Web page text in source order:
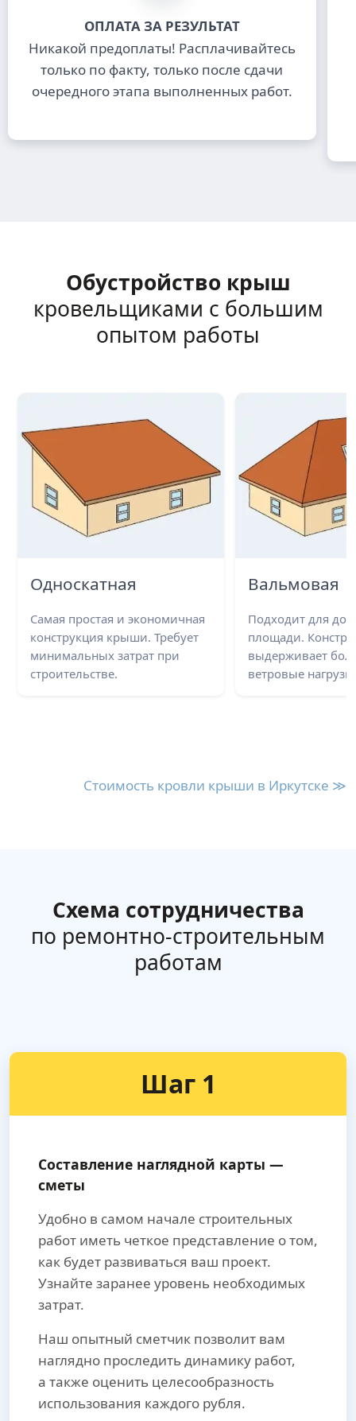
ОПЛАТА ЗА РЕЗУЛЬТАТ
Никакой предоплаты! Расплачивайтесь
только по факту, только после сдачи
очередного этапа выполненных работ.
Обустройство крыш
кровельщиками с большим
опытом работы
Односкатная
Самая простая и экономичная
конструкция крыши. Требует
минимальных затрат при
строительстве.
Вальмовая
Подходит для
площади.
выдерживает
ветровые
Стоимость кровли крыши в Иркутске ≫
Схема сотрудничества
по ремонтно-строительным
работам
Шаг 1
Составление наглядной карты —
сметы
Удобно в самом начале строительных
работ иметь четкое представление о том,
как будет развиваться ваш проект.
Узнайте заранее уровень необходимых
затрат.
Наш опытный сметчик позволит вам
наглядно проследить динамику работ,
а также оценить целесообразность
использования каждого рубля.